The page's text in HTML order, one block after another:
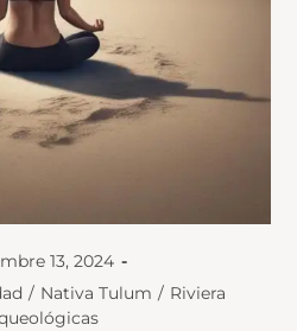
13, 2024
/ Nativa Tulum / Riviera